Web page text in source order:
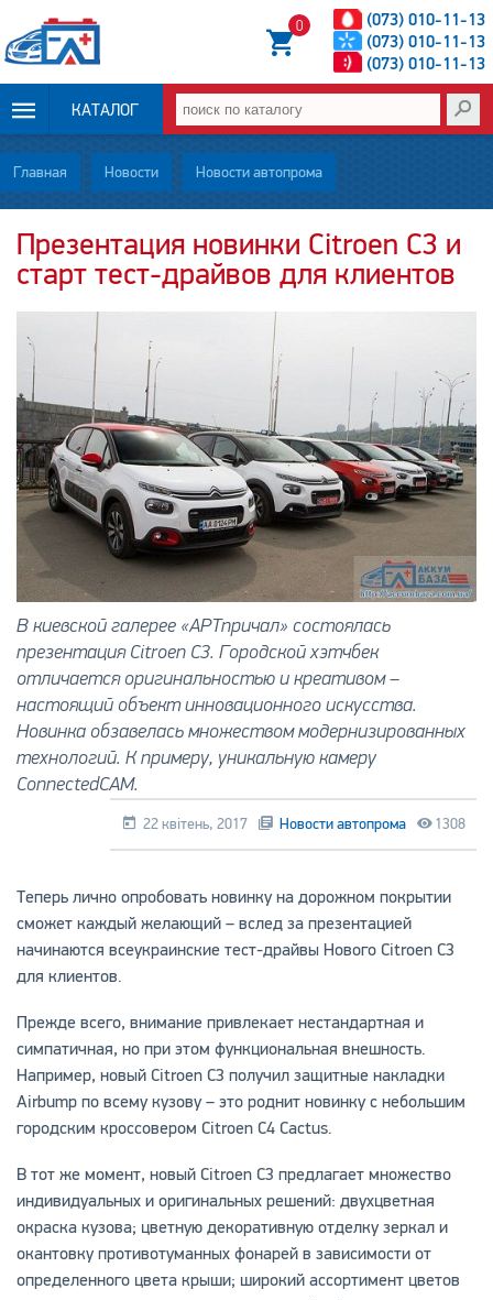
(073) 010-11-13
(073) 010-11-13
(073) 010-11-13
0
КАТАЛОГ
ОПЛАТА И
ДОСТАВКА
НОВОСТИ
О НАС
КОНТАКТЫ
Главная Новости Новости автопрома
Презентация новинки Citroen C3 и
старт тест-драйвов для клиентов
В киевской галерее «АРТпричал» состоялась
презентация Citroen C3. Городской хэтчбек
отличается оригинальностью и креативом –
настоящий объект инновационного искусства.
Новинка обзавелась множеством модернизированных
технологий. К примеру, уникальную камеру
ConnectedCAM.
22 квітень, 2017 Новости автопрома 1308
Теперь лично опробовать новинку на дорожном покрытии
сможет каждый желающий – вслед за презентацией
начинаются всеукраинские тест-драйвы Нового Citroen C3
для клиентов.
Прежде всего, внимание привлекает нестандартная и
симпатичная, но при этом функциональная внешность.
Например, новый Citroen C3 получил защитные накладки
Airbump по всему кузову – это роднит новинку с небольшим
городским кроссовером Citroen C4 Cactus.
В тот же момент, новый Citroen C3 предлагает множество
индивидуальных и оригинальных решений: двухцветная
окраска кузова; цветную декоративную отделку зеркал и
окантовку противотуманных фонарей в зависимости от
определенного цвета крыши; широкий ассортимент цветов